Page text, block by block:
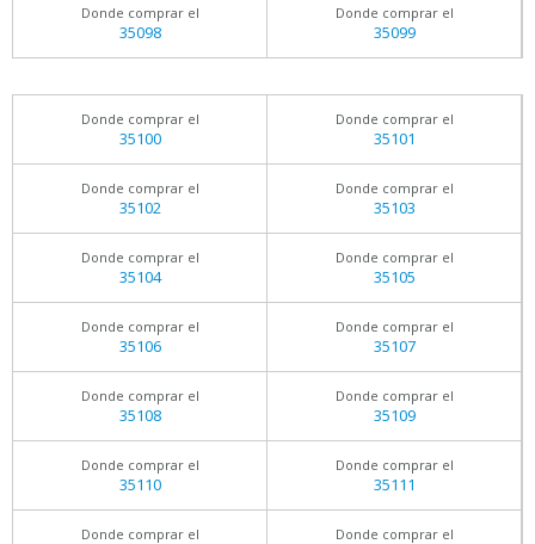
Donde comprar el
35098
Donde comprar el
35099
Donde comprar el
35100
Donde comprar el
35101
Donde comprar el
35102
Donde comprar el
35103
Donde comprar el
35104
Donde comprar el
35105
Donde comprar el
35106
Donde comprar el
35107
Donde comprar el
35108
Donde comprar el
35109
Donde comprar el
35110
Donde comprar el
35111
Donde comprar el Donde comprar el